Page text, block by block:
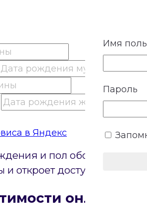
в Яндекс
и пол обоих
откроет доступ к
онлайн
Имя
Пароль